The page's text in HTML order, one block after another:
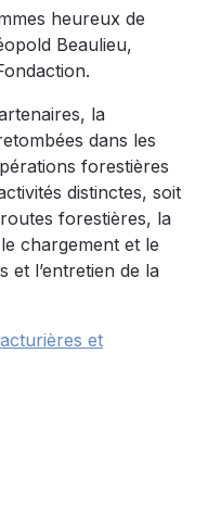
heureux de
Beaulieu,
la
dans les
forestières
distinctes, soit
forestières, la
chargement et le
et l’entretien de la
et